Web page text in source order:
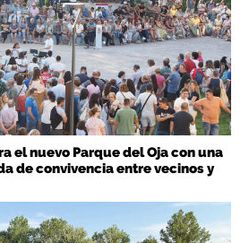
el nuevo Parque del Oja con una
de convivencia entre vecinos y